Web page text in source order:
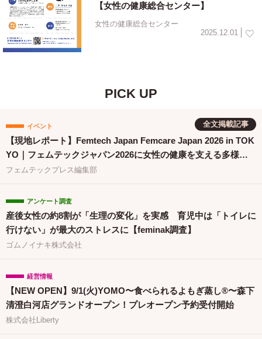
【女性の健康総合センター】
女性の健康総合センター
2025.12.01
PICK UP
全文掲載記事
イベント
【現地レポート】Femtech Japan Femcare Japan 2026 in TOK
YO｜フェムテックジャパン2026に女性の健康を支える多様な
取り組みが集結
フェムテックプレス編集部
アンケート調査
産後女性の約8割が「生理の変化」を実感 育児中は「トイレに
行けない」が最大のストレスに【feminak調査】
ゴムノイナキ株式会社
経営情報
【NEW OPEN】9/1(火)YOMO〜食べられるよもぎ蒸し®〜森下
清澄白河店グランドオープン！プレオープン予約受付開始
株式会社Liberty